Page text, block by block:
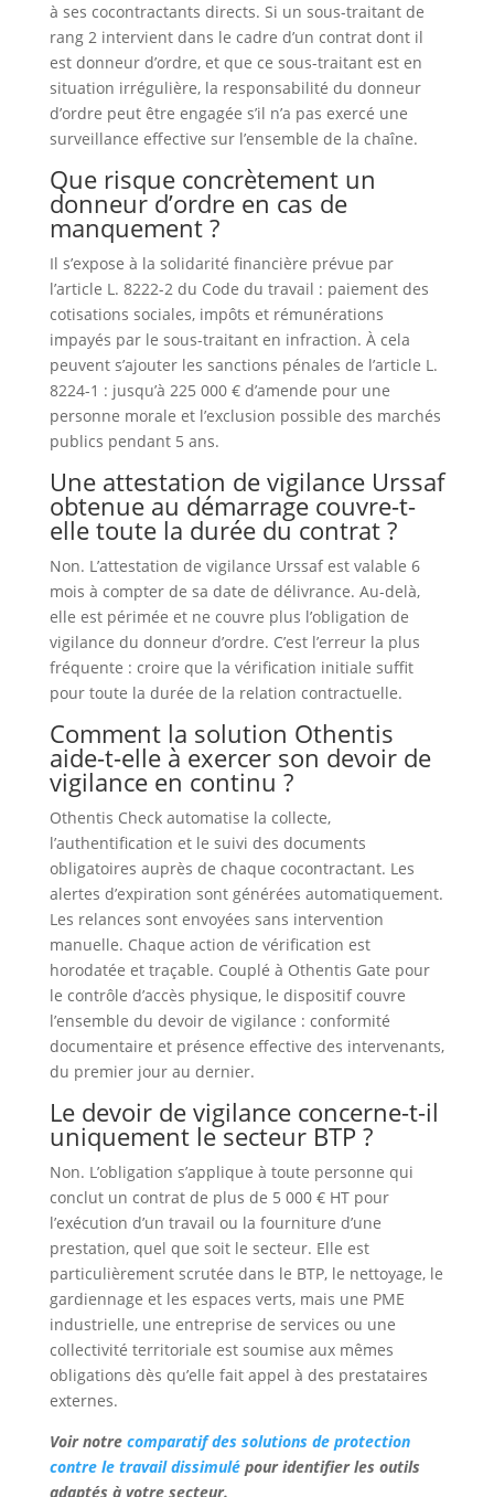
à ses cocontractants directs. Si un sous-traitant de
rang 2 intervient dans le cadre d’un contrat dont il
est donneur d’ordre, et que ce sous-traitant est en
situation irrégulière, la responsabilité du donneur
d’ordre peut être engagée s’il n’a pas exercé une
surveillance effective sur l’ensemble de la chaîne.
Que risque concrètement un
donneur d’ordre en cas de
manquement ?
Il s’expose à la solidarité financière prévue par
l’article L. 8222-2 du Code du travail : paiement des
cotisations sociales, impôts et rémunérations
impayés par le sous-traitant en infraction. À cela
peuvent s’ajouter les sanctions pénales de l’article L.
8224-1 : jusqu’à 225 000 € d’amende pour une
personne morale et l’exclusion possible des marchés
publics pendant 5 ans.
Une attestation de vigilance Urssaf
obtenue au démarrage couvre-t-
elle toute la durée du contrat ?
Non. L’attestation de vigilance Urssaf est valable 6
mois à compter de sa date de délivrance. Au-delà,
elle est périmée et ne couvre plus l’obligation de
vigilance du donneur d’ordre. C’est l’erreur la plus
fréquente : croire que la vérification initiale suffit
pour toute la durée de la relation contractuelle.
Comment la solution Othentis
aide-t-elle à exercer son devoir de
vigilance en continu ?
Othentis Check automatise la collecte,
l’authentification et le suivi des documents
obligatoires auprès de chaque cocontractant. Les
alertes d’expiration sont générées automatiquement.
Les relances sont envoyées sans intervention
manuelle. Chaque action de vérification est
horodatée et traçable. Couplé à Othentis Gate pour
le contrôle d’accès physique, le dispositif couvre
l’ensemble du devoir de vigilance : conformité
documentaire et présence effective des intervenants,
du premier jour au dernier.
Le devoir de vigilance concerne-t-il
uniquement le secteur BTP ?
Non. L’obligation s’applique à toute personne qui
conclut un contrat de plus de 5 000 € HT pour
l’exécution d’un travail ou la fourniture d’une
prestation, quel que soit le secteur. Elle est
particulièrement scrutée dans le BTP, le nettoyage, le
gardiennage et les espaces verts, mais une PME
industrielle, une entreprise de services ou une
collectivité territoriale est soumise aux mêmes
obligations dès qu’elle fait appel à des prestataires
externes.
Voir notre comparatif des solutions de protection
contre le travail dissimulépour identifier les outils
adaptés à votre secteur.